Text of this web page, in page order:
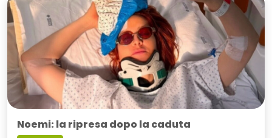
Noemi: la ripresa dopo la caduta